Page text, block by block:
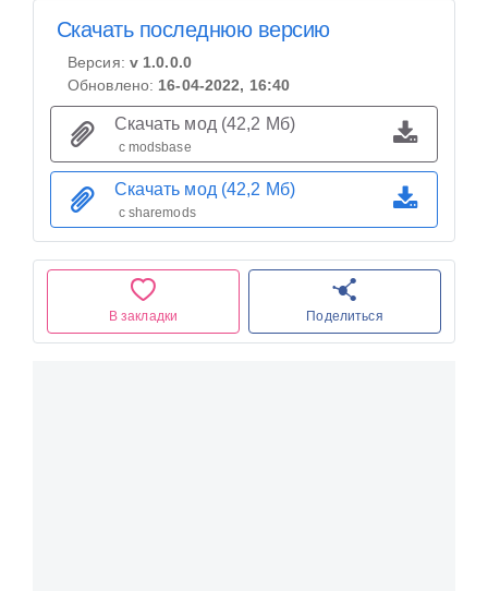
В закладки Поделиться
Скачать последнюю версию
Версия: v 1.0.0.0
Обновлено: 16-04-2022, 16:40
Скачать мод (42,2 Мб)
с modsbase
Скачать мод (42,2 Мб)
с sharemods